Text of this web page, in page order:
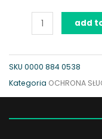
DYNAMIC
add
SKU 0000 884 0538
Kategoria OCHRONA